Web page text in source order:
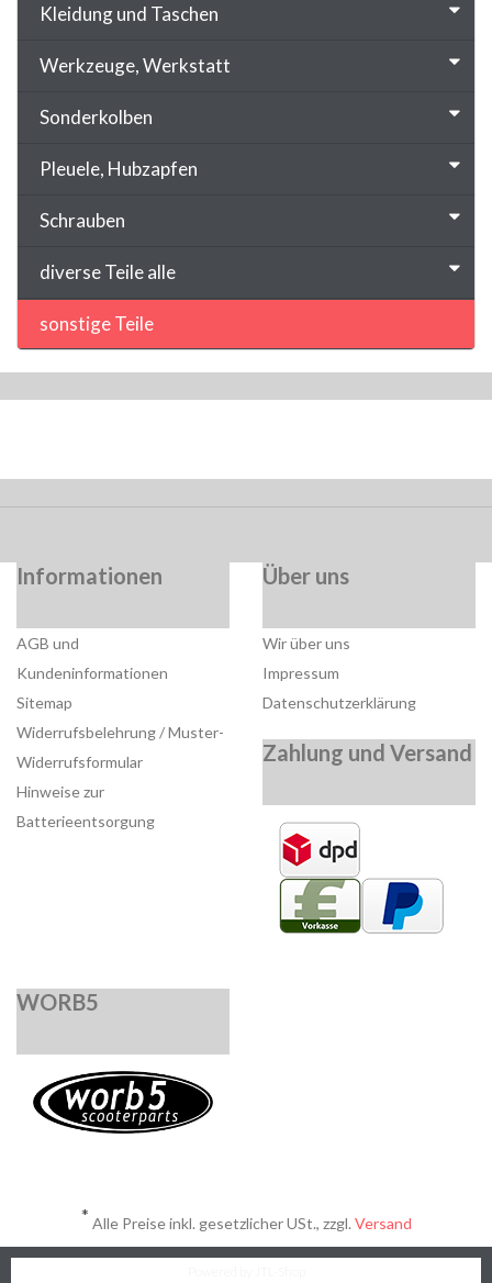
Kleidung und Taschen
Werkzeuge, Werkstatt
Sonderkolben
Pleuele, Hubzapfen
Schrauben
diverse Teile alle
sonstige Teile
Informationen
AGB und
Kundeninformationen
Sitemap
Widerrufsbelehrung / Muster-
Widerrufsformular
Hinweise zur
Batterieentsorgung
Über uns
Wir über uns
Impressum
Datenschutzerklärung
Zahlung und Versand
WORB5
* Alle Preise inkl. gesetzlicher USt., zzgl. Versand